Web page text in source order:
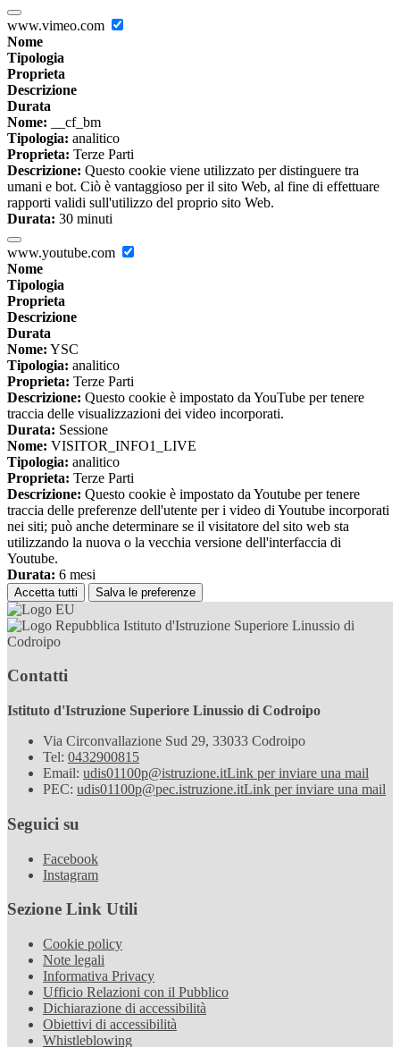
www.vimeo.com
Nome
Tipologia
Proprieta
Descrizione
Durata
Nome: __cf_bm
Tipologia: analitico
Proprieta: Terze Parti
Descrizione: Questo cookie viene utilizzato per distinguere tra
umani e bot. Ciò è vantaggioso per il sito Web, al fine di effettuare
rapporti validi sull'utilizzo del proprio sito Web.
Durata: 30 minuti
www.youtube.com
Nome
Tipologia
Proprieta
Descrizione
Durata
Nome: YSC
Tipologia: analitico
Proprieta: Terze Parti
Descrizione: Questo cookie è impostato da YouTube per tenere
traccia delle visualizzazioni dei video incorporati.
Durata: Sessione
Nome: VISITOR_INFO1_LIVE
Tipologia: analitico
Proprieta: Terze Parti
Descrizione: Questo cookie è impostato da Youtube per tenere
traccia delle preferenze dell'utente per i video di Youtube incorporati
nei siti; può anche determinare se il visitatore del sito web sta
utilizzando la nuova o la vecchia versione dell'interfaccia di
Youtube.
Durata: 6 mesi
Accetta tutti Salva le preferenze
Istituto d'Istruzione Superiore Linussio di
Codroipo
Contatti
Istituto d'Istruzione Superiore Linussio di Codroipo
Via Circonvallazione Sud 29, 33033 Codroipo
Tel: 0432900815
Email: udis01100p@istruzione.itLink per inviare una mail
PEC: udis01100p@pec.istruzione.itLink per inviare una mail
Seguici su
Facebook
Instagram
Sezione Link Utili
Cookie policy
Note legali
Informativa Privacy
Ufficio Relazioni con il Pubblico
Dichiarazione di accessibilità
Obiettivi di accessibilità
Whistleblowing